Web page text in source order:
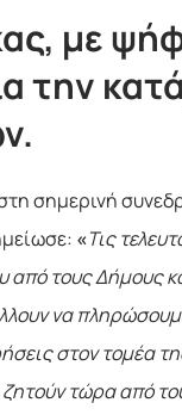
με
την
σημερινή
«Τις
τους Δήμους
να
στον τομέα
τώρα από